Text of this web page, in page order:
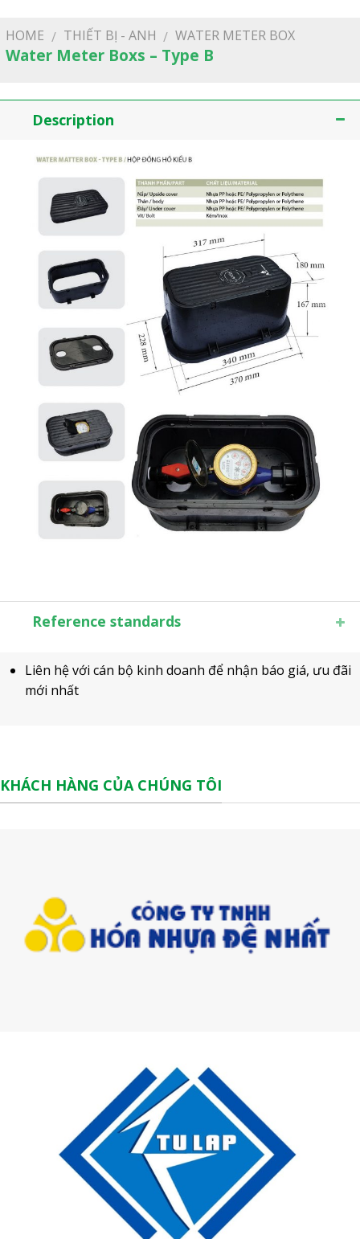
HOME / THIẾT BỊ - ANH / WATER METER BOX
Water Meter Boxs – Type B
Description
Reference standards
Liên hệ với cán bộ kinh doanh để nhận báo giá, ưu đãi
mới nhất
KHÁCH HÀNG CỦA CHÚNG TÔI